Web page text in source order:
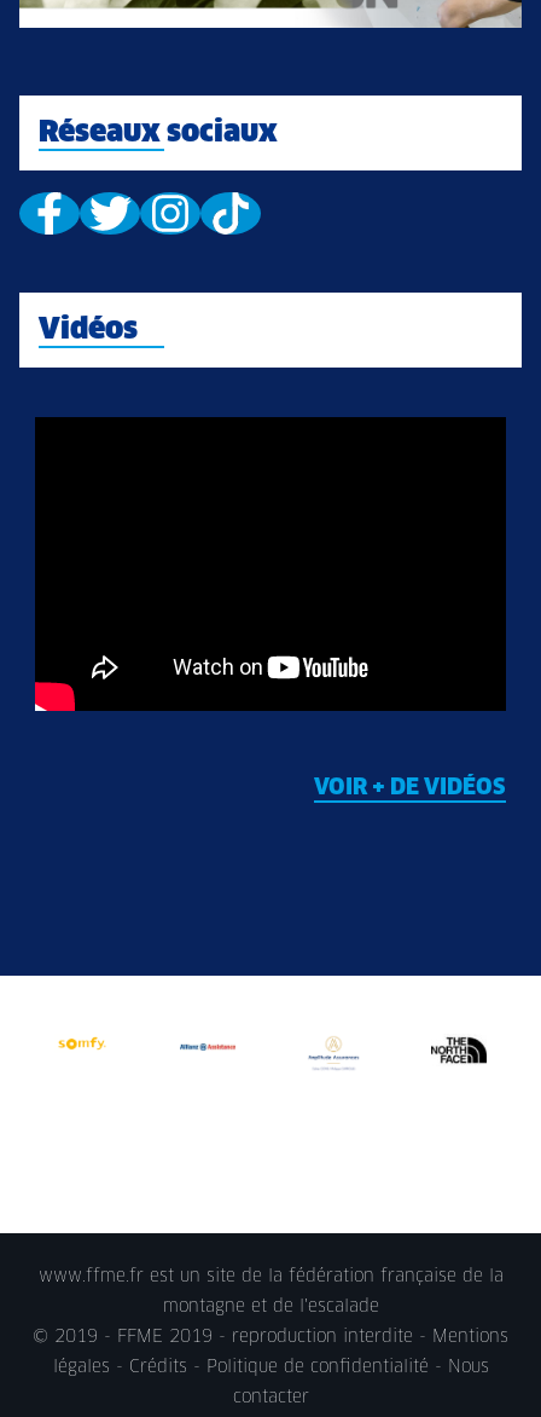
Réseaux sociaux
Vidéos
VOIR + DE VIDÉOS
www.ffme.fr est un site de la fédération française de la
montagne et de l'escalade
© 2019 - FFME 2019 - reproduction interdite - Mentions
légales - Crédits - Politique de confidentialité - Nous
contacter